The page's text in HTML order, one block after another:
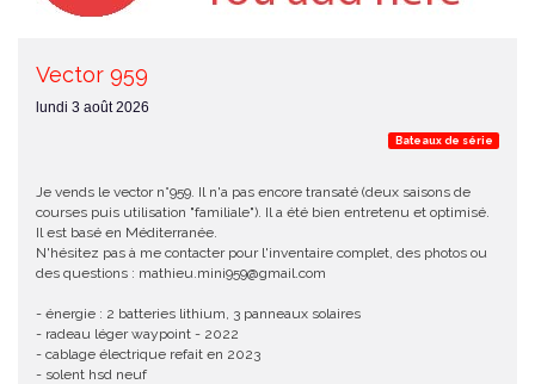
Vector 959
lundi 3 août 2026
Bateaux de série
Je vends le vector n°959. Il n'a pas encore transaté (deux saisons de
courses puis utilisation "familiale"). Il a été bien entretenu et optimisé.
Il est basé en Méditerranée.
N'hésitez pas à me contacter pour l'inventaire complet, des photos ou
des questions : mathieu.mini959@gmail.com
- énergie : 2 batteries lithium, 3 panneaux solaires
- radeau léger waypoint - 2022
- cablage électrique refait en 2023
- solent hsd neuf